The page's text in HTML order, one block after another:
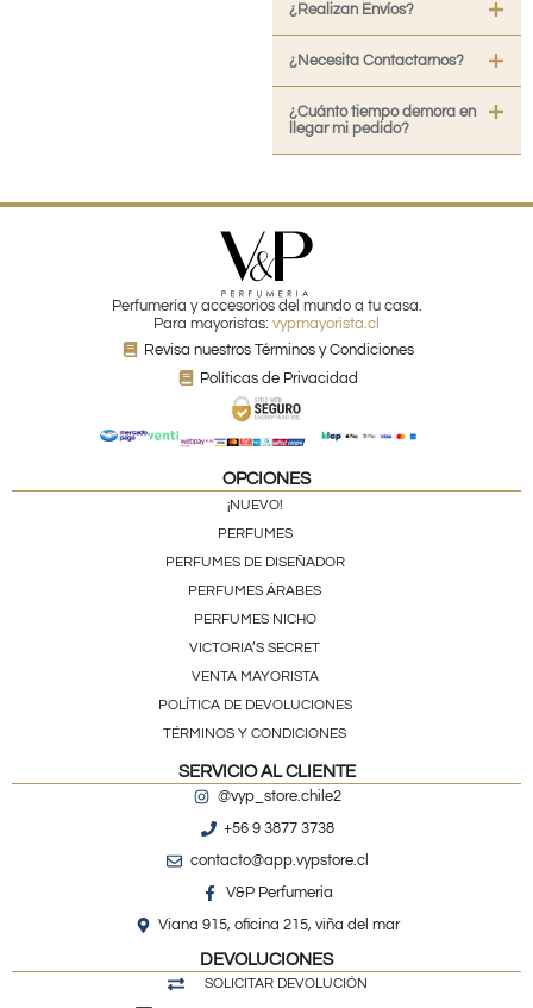
¿Realizan Envíos?
¿Necesita Contactarnos?
¿Cuánto tiempo demora en
llegar mi pedido?
Perfumería y accesorios del mundo a tu casa.
Para mayoristas: vypmayorista.cl
Revisa nuestros Términos y Condiciones
Políticas de Privacidad
OPCIONES
¡NUEVO!
PERFUMES
PERFUMES DE DISEÑADOR
PERFUMES ÁRABES
PERFUMES NICHO
VICTORIA’S SECRET
VENTA MAYORISTA
POLÍTICA DE DEVOLUCIONES
TÉRMINOS Y CONDICIONES
SERVICIO AL CLIENTE
@vyp_store.chile2
+56 9 3877 3738
contacto@app.vypstore.cl
V&P Perfumeria
Viana 915, oficina 215, viña del mar
DEVOLUCIONES
SOLICITAR DEVOLUCIÓN